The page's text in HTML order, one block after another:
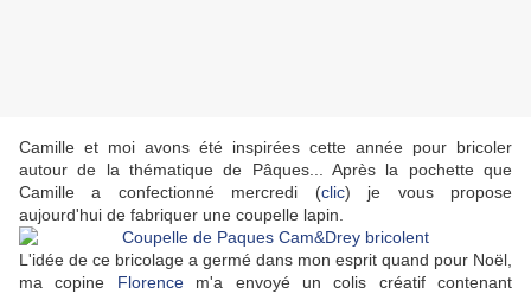
Camille et moi avons été inspirées cette année pour bricoler
autour de la thématique de Pâques... Après la pochette que
Camille a confectionné mercredi (clic) je vous propose
aujourd'hui de fabriquer une coupelle lapin.
L'idée de ce bricolage a germé dans mon esprit quand pour Noël,
ma copine Florencem'a envoyé un colis créatif contenant